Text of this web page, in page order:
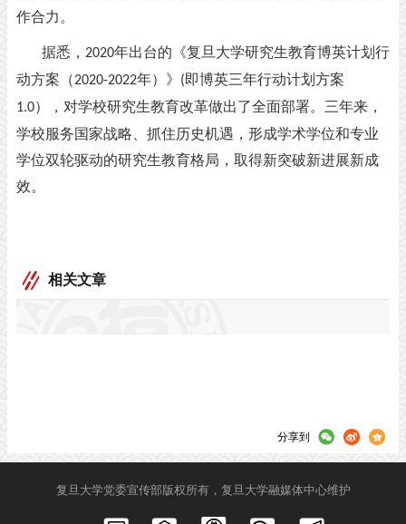
作合力。
据悉， 2020年出台的《复旦大学研究生教育博英计划行
动方案（2020-2022年）》 (即博英三年行动计划方案
1.0），对学校研究生教育改革做出了全面部署。三年来，
学校服务国家战略、抓住历史机遇，形成学术学位和专业
学位双轮驱动的研究生教育格局，取得新突破新进展新成
效。
相关文章
分享到
复旦大学党委宣传部版权所有，复旦大学融媒体中心维护